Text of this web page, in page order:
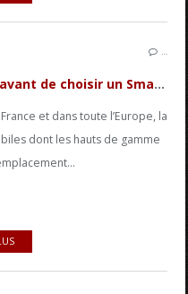
…
Tout savoir avant de choisir un Smartphone double SIM
et dans toute l’Europe, la
dont les hauts de gamme